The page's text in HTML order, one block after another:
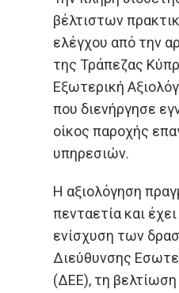
βέλτιστων
ελέγχου από την
της Τράπεζας
Εξωτερική
που διενήργησε
οίκος παροχής
υπηρεσιών.
Η αξιολόγηση
πενταετία και
ενίσχυση των
Διεύθυνσης
(ΔΕΕ), τη βελτίωση